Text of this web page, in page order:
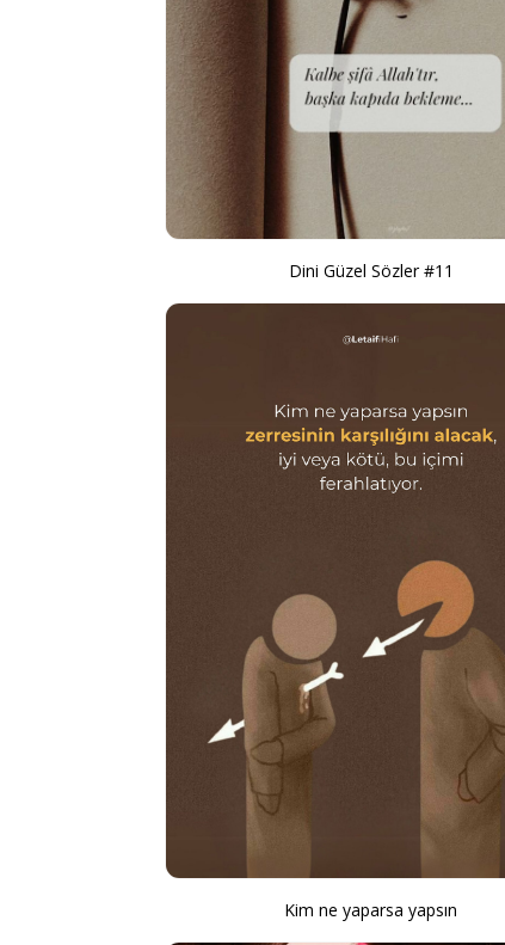
Dini Güzel Sözler #11
Kim ne yaparsa yapsın